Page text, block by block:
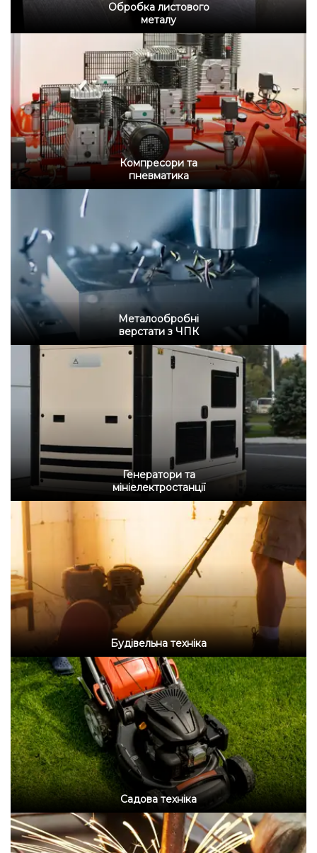
Обробка листового
металу
Компресори та
пневматика
Металообробні
верстати з ЧПК
Генератори та
мініелектростанції
Будівельна техніка
Садова техніка